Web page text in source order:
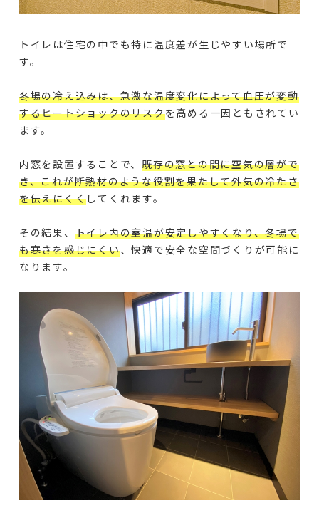
トイレは住宅の中でも特に温度差が生じやすい場所で
す。
冬場の冷え込みは、急激な温度変化によって血圧が変動
するヒートショックのリスクを高める一因ともされてい
ます。
内窓を設置することで、既存の窓との間に空気の層がで
き、これが断熱材のような役割を果たして外気の冷たさ
を伝えにくくしてくれます。
その結果、 トイレ内の室温が安定しやすくなり、冬場で
も寒さを感じにくい、快適で安全な空間づくりが可能に
なります。